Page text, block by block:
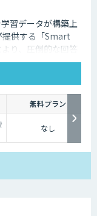
習データが構築上
供する「Smart
り、圧倒的な回答
精度が悪い時は管
きる、簡単でかつ
無料プラン
なし